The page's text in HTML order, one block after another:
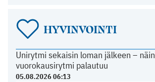
HYVINVOINTI
Unirytmi sekaisin loman jälkeen – näin
vuorokausirytmi palautuu
05.08.2026 06:13